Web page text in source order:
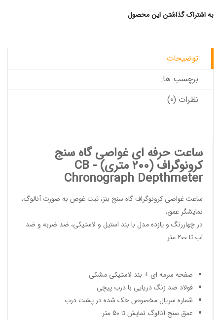
به اشتراک گذاشتن این محصول
توضیحات
برچسب ها:
نظرات (0)
ساعت حرفه ای غواصی گاه سنج
کرونوگراف (200 متری) - CB
Chronograph Depthmeter
ساعت غواصی کرونوگراف گاه سنج بنز، ثبت غوص به صورت آنالوگ،
نمایشگر عمق،
در چهاررنگ و یازده مدل با بند استیل و لاستیکی، ضد ضربه و ضد
آب تا 200 متر.
صفحه سرمه ای + بند لاستیکی مشکی
فولاد ضد زنگ دریایی با درب پیچی
شماره سریال مخصوص حک شده در پشت درب
عمق سنج آنالوگ نمایش تا 50 متر